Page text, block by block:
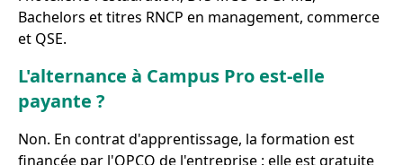
Bachelors et titres RNCP en management, commerce
et QSE.
L'alternance à Campus Pro est-elle
payante ?
Non. En contrat d'apprentissage, la formation est
financée par l'OPCO de l'entreprise : elle est gratuite